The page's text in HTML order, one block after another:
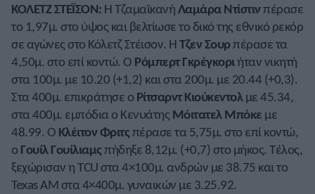
ΚΟΛΕΤΖ ΣΤΕΪΣΟΝ: Η ΤζαμαϊκανήΛαμάρα Ντίστινπέρασε
το 1,97μ. στο ύψος και βελτίωσε το δικό της εθνικό ρεκόρ
σε αγώνες στο Κόλετζ Στέισον. ΗΤζεν Σουρπέρασε τα
4,50μ. στο επί κοντώ. Ο Ρόμπερτ Γκρέγκοριήταν νικητή
στα 100μ. με 10.20 (+1,2) και στα 200μ. με 20.44 (+0,3).
Στα 400μ. επικράτησε ο Ρίτσαρντ Κιούκεντολμε 45.34,
στα 400μ. εμπόδια ο Κενυάτης Μόιτατελ Μπόκε με
48.99. Ο Κλέιτον Φριτςπέρασε τα 5,75μ. στο επί κοντώ,
ο Γουίλ Γουίλιαμςπήδηξε 8,12μ. (+0,7) στο μήκος. Τέλος,
ξεχώρισαν η TCU στα 4×100μ. ανδρών με 38.75 και το
Texas AM στα 4×400μ. γυναικών με 3.25.92.